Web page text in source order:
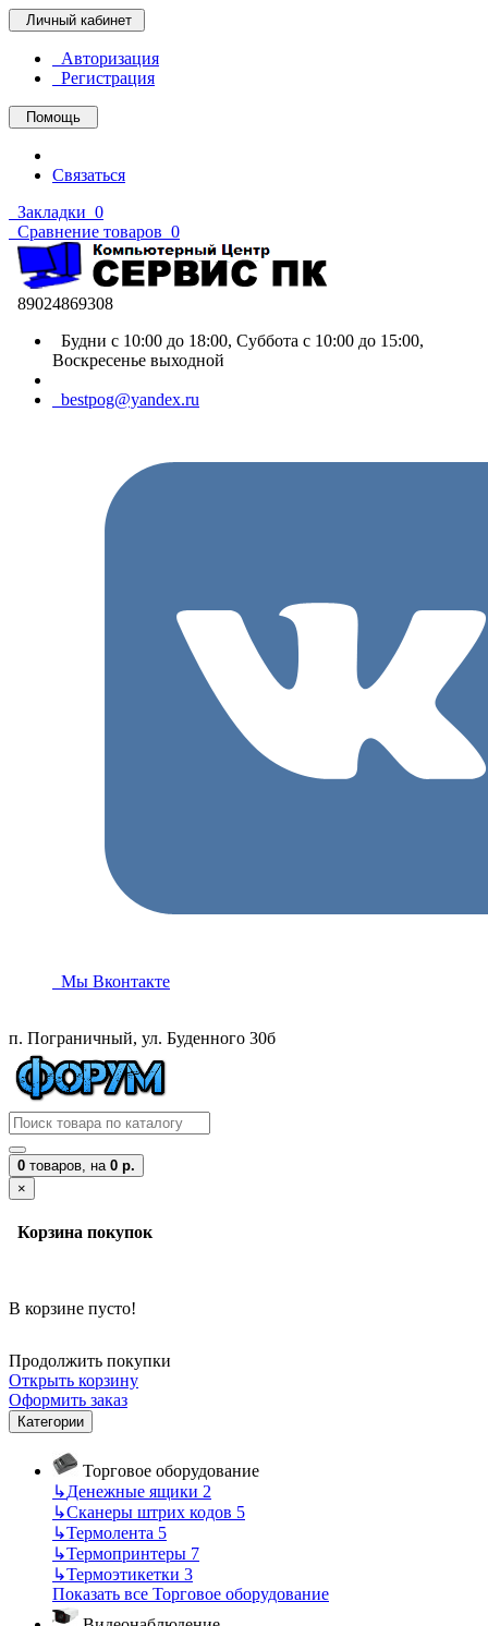
Личный кабинет
Авторизация
Регистрация
Помощь
Связаться
Закладки 0
Сравнение товаров 0
89024869308
Будни с 10:00 до 18:00, Суббота с 10:00 до 15:00,
Воскресенье выходной
bestpog@yandex.ru
Мы Вконтакте
п. Пограничный, ул. Буденного 30б
0 товаров, на 0 р.
×
Корзина покупок
В корзине пусто!
Продолжить покупки
Открыть корзину
Оформить заказ
Категории
Торговое оборудование
↳Денежные ящики 2
↳Сканеры штрих кодов 5
↳Термолента 5
↳Термопринтеры 7
↳Термоэтикетки 3
Показать все Торговое оборудование